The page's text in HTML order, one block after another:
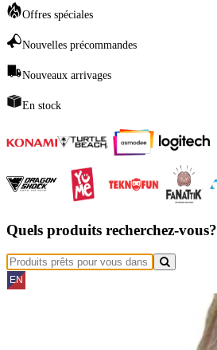
Offres spéciales
Nouvelles précommandes
Nouveaux arrivages
En stock
Quels produits recherchez-vous?